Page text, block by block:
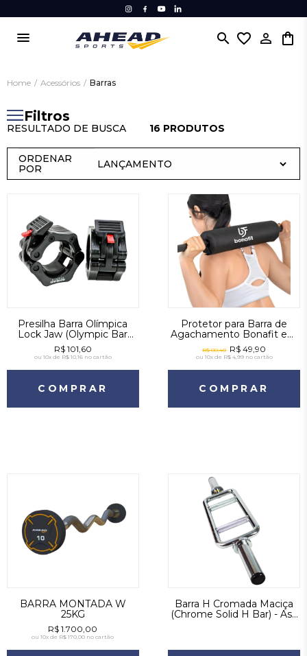
menu search favorite_border
Home / Acessórios / Barras
RESULTADO DE BUSCA 16 PRODUTOS
Filtros
Presilha Barra Olímpica
Lock Jaw (Olympic Bar
Lock Jaw Clamp) - As -
Preto
R$ 101,60
ou 10x de R$ 10,16no cartão
COMPRAR
Protetor para Barra de
Agachamento Bonafit em
Espuma Preto
R$ 88,40 R$ 49,90
ou 10x de R$ 4,99no cartão
COMPRAR
BARRA MONTADA W
25KG
R$ 1.700,00
ou10x de R$ 170,00 no cartão
Barra H Cromada Maciça
(Chrome Solid H Bar) - As -